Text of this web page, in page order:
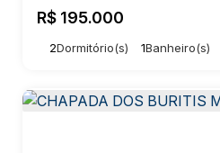
R$ 195.000
2Dormitório(s) 1Banheiro(s)